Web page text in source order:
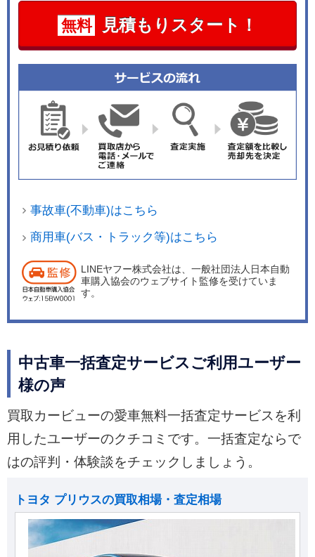
無料 見積もりスタート！
事故車(不動車)はこちら
商用車(バス・トラック等)はこちら
LINEヤフー株式会社は、一般社団法人日本自動
車購入協会のウェブサイト監修を受けていま
す。
中古車一括査定サービスご利用ユーザー
様の声
買取カービューの愛車無料一括査定サービスを利
用したユーザーのクチコミです。一括査定ならで
はの評判・体験談をチェックしましょう。
トヨタ プリウスの買取相場・査定相場